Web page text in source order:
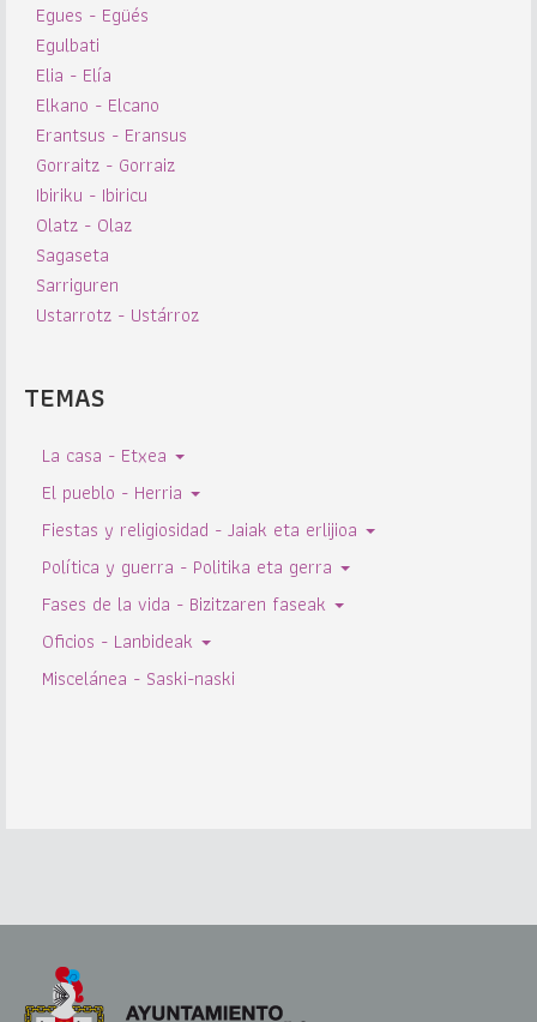
Egues - Egüés
Egulbati
Elia - Elía
Elkano - Elcano
Erantsus - Eransus
Gorraitz - Gorraiz
Ibiriku - Ibiricu
Olatz - Olaz
Sagaseta
Sarriguren
Ustarrotz - Ustárroz
TEMAS
La casa - Etxea
El pueblo - Herria
Fiestas y religiosidad - Jaiak eta erlijioa
Política y guerra - Politika eta gerra
Fases de la vida - Bizitzaren faseak
Oficios - Lanbideak
Miscelánea - Saski-naski